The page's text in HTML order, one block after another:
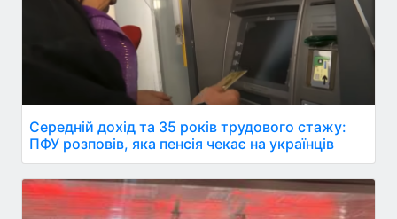
Середній дохід та 35 років трудового стажу:
ПФУ розповів, яка пенсія чекає на українців